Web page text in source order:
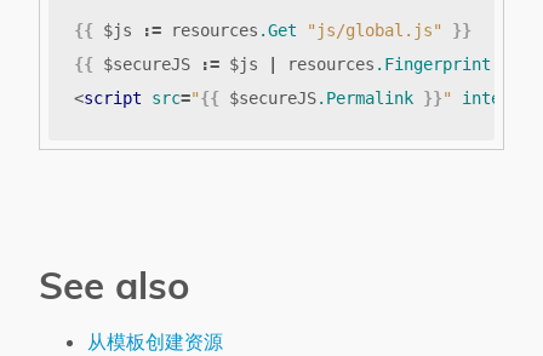
{{ $js := resources .Get "js/global.js"
}}
{{
$secureJS := $js | resources .Fingerprint
<script src="{{ $secureJS.Permalink }}"
See also
从模板创建资源